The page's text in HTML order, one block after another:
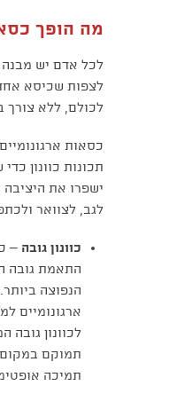
מה הופך כסא
לכל אדם יש מבנה
לצפות שכיסא
לכולם, ללא צורך
כסאות
תכונות כוונון
ישפרו את היציבה
לגב, לצוואר
כוונון גובה –
התאמת גובה
הנפוצה
ארגונומיים
לכוונון
תמוקם במקום
תמיכה